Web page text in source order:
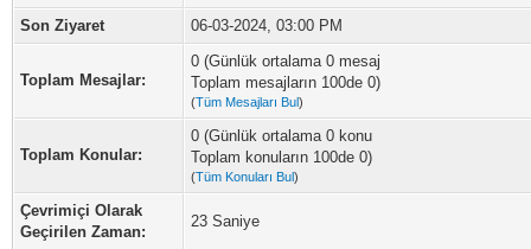
Son Ziyaret
06-03-2024, 03:00 PM
Toplam Mesajlar:
0 (Günlük ortalama 0 mesaj
Toplam mesajların 100de 0)
(Tüm Mesajları Bul)
Toplam Konular:
0 (Günlük ortalama 0 konu
Toplam konuların 100de 0)
(Tüm Konuları Bul)
Çevrimiçi Olarak
Geçirilen Zaman:
23 Saniye